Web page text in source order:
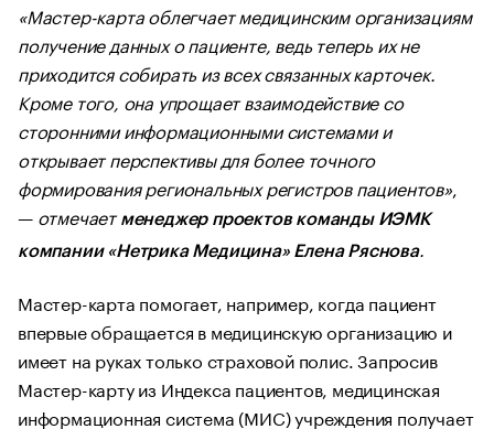
«Мастер-карта облегчает медицинским организациям
получение данных о пациенте, ведь теперь их не
приходится собирать из всех связанных карточек.
Кроме того, она упрощает взаимодействие со
сторонними информационными системами и
открывает перспективы для более точного
формирования региональных регистров пациентов»,
— отмечаетменеджер проектов команды ИЭМК
компании «Нетрика Медицина» Елена Ряснова.
Мастер-карта помогает, например, когда пациент
впервые обращается в медицинскую организацию и
имеет на руках только страховой полис. Запросив
Мастер-карту из Индекса пациентов, медицинская
информационная система (МИС) учреждения получает